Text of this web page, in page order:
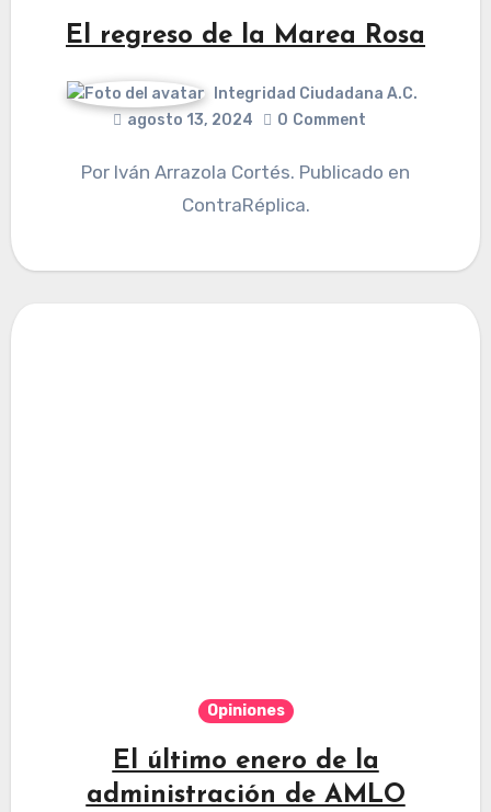
El regreso de la Marea Rosa
Integridad Ciudadana A.C.
agosto 13, 2024
0 Comment
Por Iván Arrazola Cortés. Publicado en
ContraRéplica.
Opiniones
El último enero de la
administración de AMLO